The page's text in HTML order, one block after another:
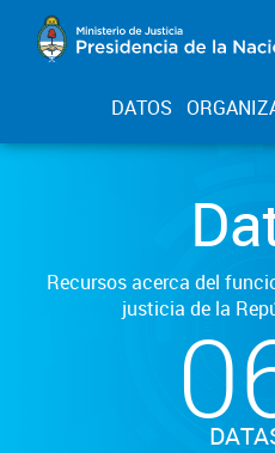
DATOS
Recursos acerca del
justicia de la